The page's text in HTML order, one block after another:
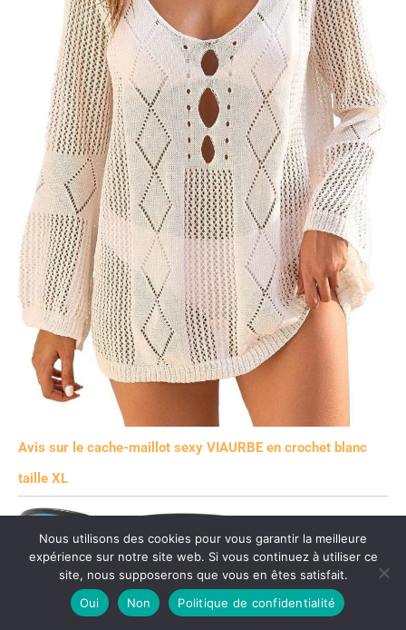
Avis sur le cache-maillot sexy VIAURBE en crochet blanc
taille XL
Nous utilisons des cookies pour vous garantir la meilleure
expérience sur notre site web. Si vous continuez à utiliser ce
site, nous supposerons que vous en êtes satisfait.
Oui
Non Politique de confidentialité